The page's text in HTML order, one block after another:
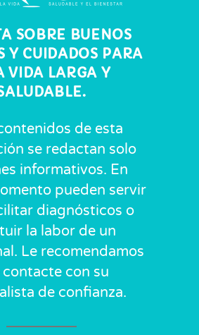
SOBRE BUENOS
Y CUIDADOS PARA
VIDA LARGA Y
de esta
se redactan solo
informativos. En
pueden servir
diagnósticos o
la labor de un
Le recomendamos
contacte con su
de confianza.